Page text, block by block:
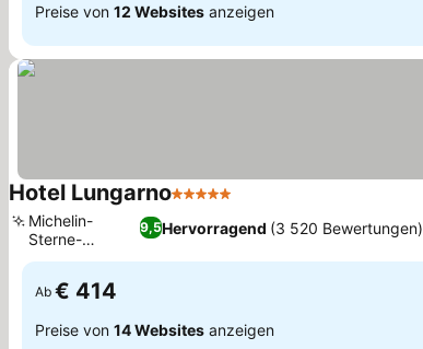
Preise von 12 Websites anzeigen
Hotel Lungarno5 Sterne
9,5Hervorragend (3 520 Bewertungen)
Michelin-
Sterne-
Restaurant
Ab € 414
Preise von 14 Websites anzeigen